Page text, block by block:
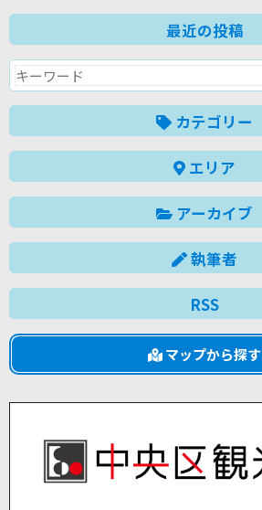
最近の投稿
カテゴリー
エリア
アーカイブ
執筆者
RSS
マップから探す